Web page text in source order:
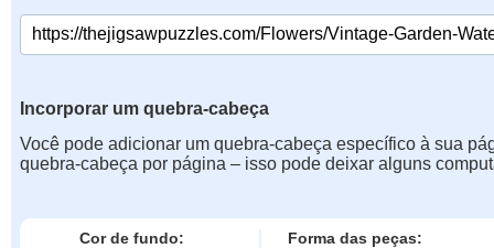
Incorporar um quebra-cabeça
Você pode adicionar um quebra-cabeça específico à sua
quebra-cabeça por página – isso pode deixar alguns
Cor de fundo: Forma das peças: